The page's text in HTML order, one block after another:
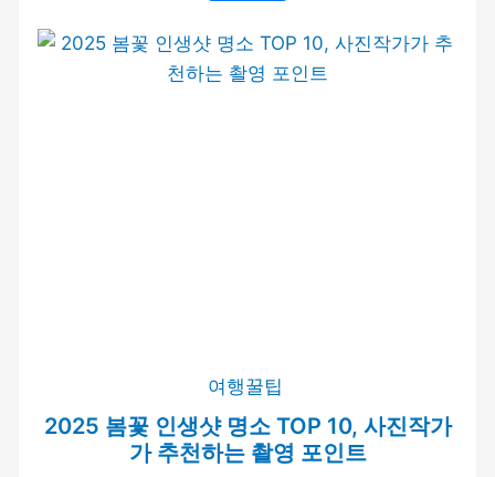
여행꿀팁
2025 봄꽃 인생샷 명소 TOP 10, 사진작가
가 추천하는 촬영 포인트